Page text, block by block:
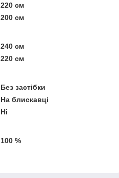
220 см
200 см
240 см
220 см
Без застібки
На блискавці
Ні
100 %